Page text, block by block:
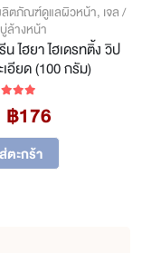
ตภัณฑ์ดูแลผิวหน้า, เจล /
ล้างหน้า
ไฮยา ไฮเดรทติ้ง วิป
อียด (100 กรัม)
Original
price
was:
฿220.
฿176Current
price
฿176.
ตะกร้า